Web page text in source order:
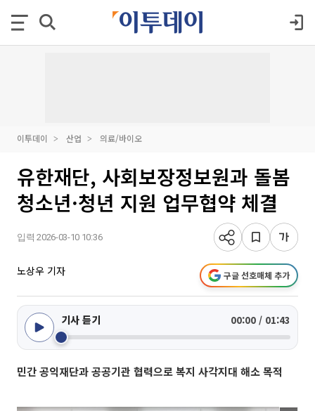
이투데이 산업 의료/바이오
유한재단, 사회보장정보원과 돌봄
청소년·청년 지원 업무협약 체결
입력 2026-03-10 10:36
노상우 기자 구글 선호매체 추가
기사 듣기 00:00 / 01:43
민간 공익재단과 공공기관 협력으로 복지 사각지대 해소 목적